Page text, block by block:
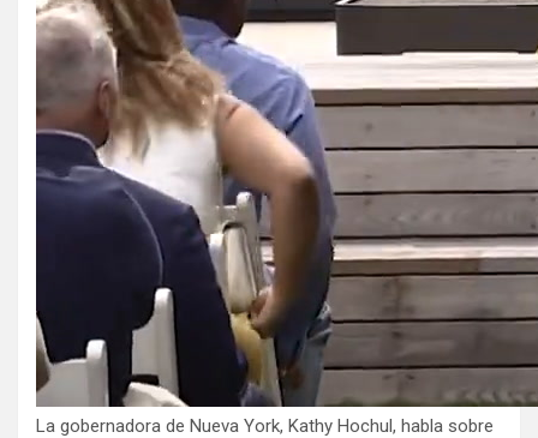
La gobernadora de Nueva York, Kathy Hochul, habla sobre